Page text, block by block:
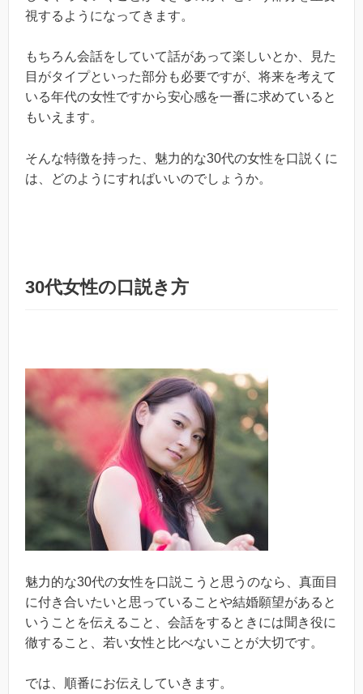
視するようになってきます。
もちろん会話をしていて話があって楽しいとか、見た
目がタイプといった部分も必要ですが、将来を考えて
いる年代の女性ですから安心感を一番に求めていると
もいえます。
そんな特徴を持った、魅力的な30代の女性を口説くに
は、どのようにすればいいのでしょうか。
30代女性の口説き方
魅力的な30代の女性を口説こうと思うのなら、真面目
に付き合いたいと思っていることや結婚願望があると
いうことを伝えること、会話をするときには聞き役に
徹すること、若い女性と比べないことが大切です。
では、順番にお伝えしていきます。